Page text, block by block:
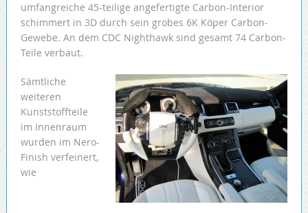
umfangreiche 45-teilige angefertigte Carbon-Interior
schimmert in 3D durch sein grobes 6K Köper Carbon-
Gewebe. An dem CDC Nighthawk sind gesamt 74 Carbon-
Teile verbaut.
Sämtliche
weiteren
Kunststoffteile
im Innenraum
wurden im Nero-
Finish verfeinert,
wie